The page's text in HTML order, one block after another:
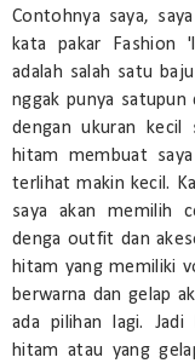
Contohnya saya,
kata pakar Fashion
adalah salah satu
nggak punya
dengan ukuran kecil
hitam membuat
terlihat makin kecil.
saya akan memilih
denga outfit dan
hitam yang memiliki
berwarna dan gelap
ada pilihan lagi.
hitam atau yang